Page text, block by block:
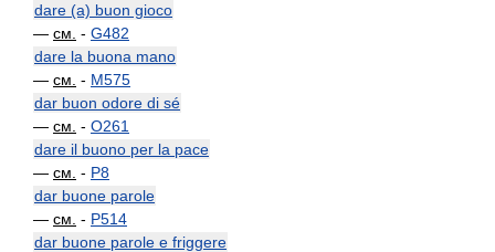
dare (a) buon gioco
— см. - G482
dare la buona mano
— см. - M575
dar buon odore di sé
— см. - O261
dare il buono per la pace
— см. - P8
dar buone parole
— см. - P514
dar buone parole e friggere